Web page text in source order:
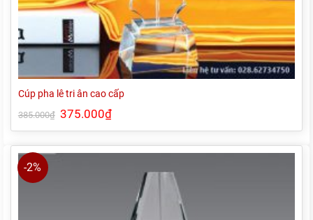
Cúp pha lê tri ân cao cấp
385.000₫ Giá
gốc
là:
375.000₫Giá
hiện
tại
375.000₫.
-2%